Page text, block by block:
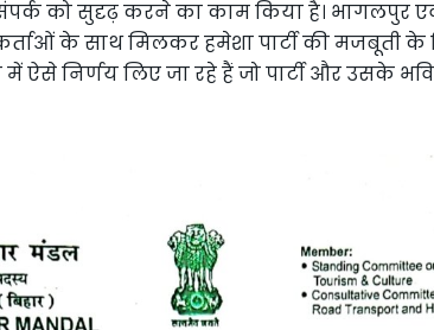
को सुदृढ़ करने का काम किया है। भागलपुर
के साथ मिलकर हमेशा पार्टी की मजबूती के
ऐसे निर्णय लिए जा रहे हैं जो पार्टी और उसके